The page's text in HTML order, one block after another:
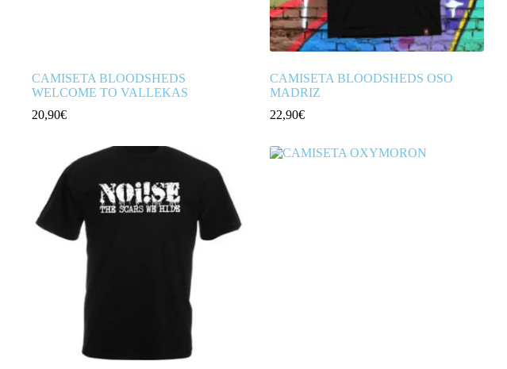
CAMISETA BLOODSHEDS
WELCOME TO VALLEKAS
20,90€
CAMISETA BLOODSHEDS OSO
MADRIZ
22,90€